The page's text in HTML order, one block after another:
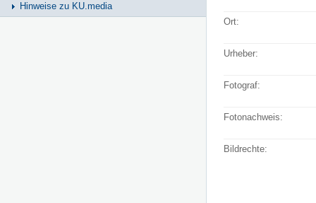
Hinweise zu KU.media
Ort:
Urheber:
Fotograf:
Fotonachweis:
Bildrechte: